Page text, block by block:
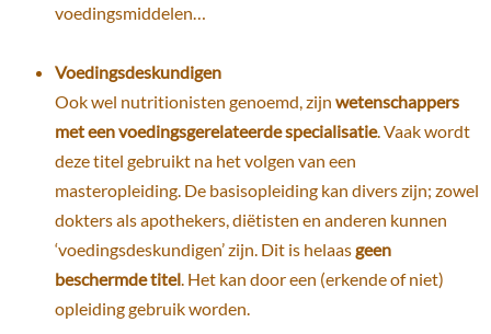
voedingsmiddelen…
Voedingsdeskundigen
Ook wel nutritionisten genoemd, zijn wetenschappers
met een voedingsgerelateerde specialisatie. Vaak wordt
deze titel gebruikt na het volgen van een
masteropleiding. De basisopleiding kan divers zijn; zowel
dokters als apothekers, diëtisten en anderen kunnen
‘voedingsdeskundigen’ zijn. Dit is helaasgeen
beschermde titel. Het kan door een (erkende of niet)
opleiding gebruik worden.